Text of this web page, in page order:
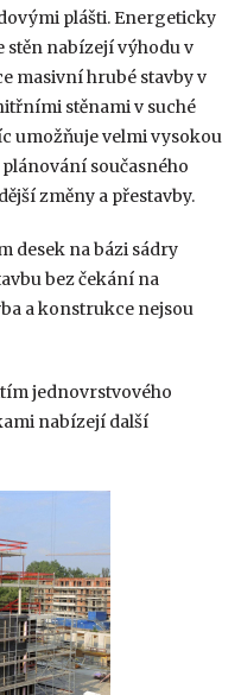
plášti. Energeticky
stěn nabízejí výhodu v
masivní hrubé stavby v
stěnami v suché
umožňuje velmi vysokou
současného
změny a přestavby.
desek na bázi sádry
bez čekání na
a konstrukce nejsou
jednovrstvového
nabízejí další